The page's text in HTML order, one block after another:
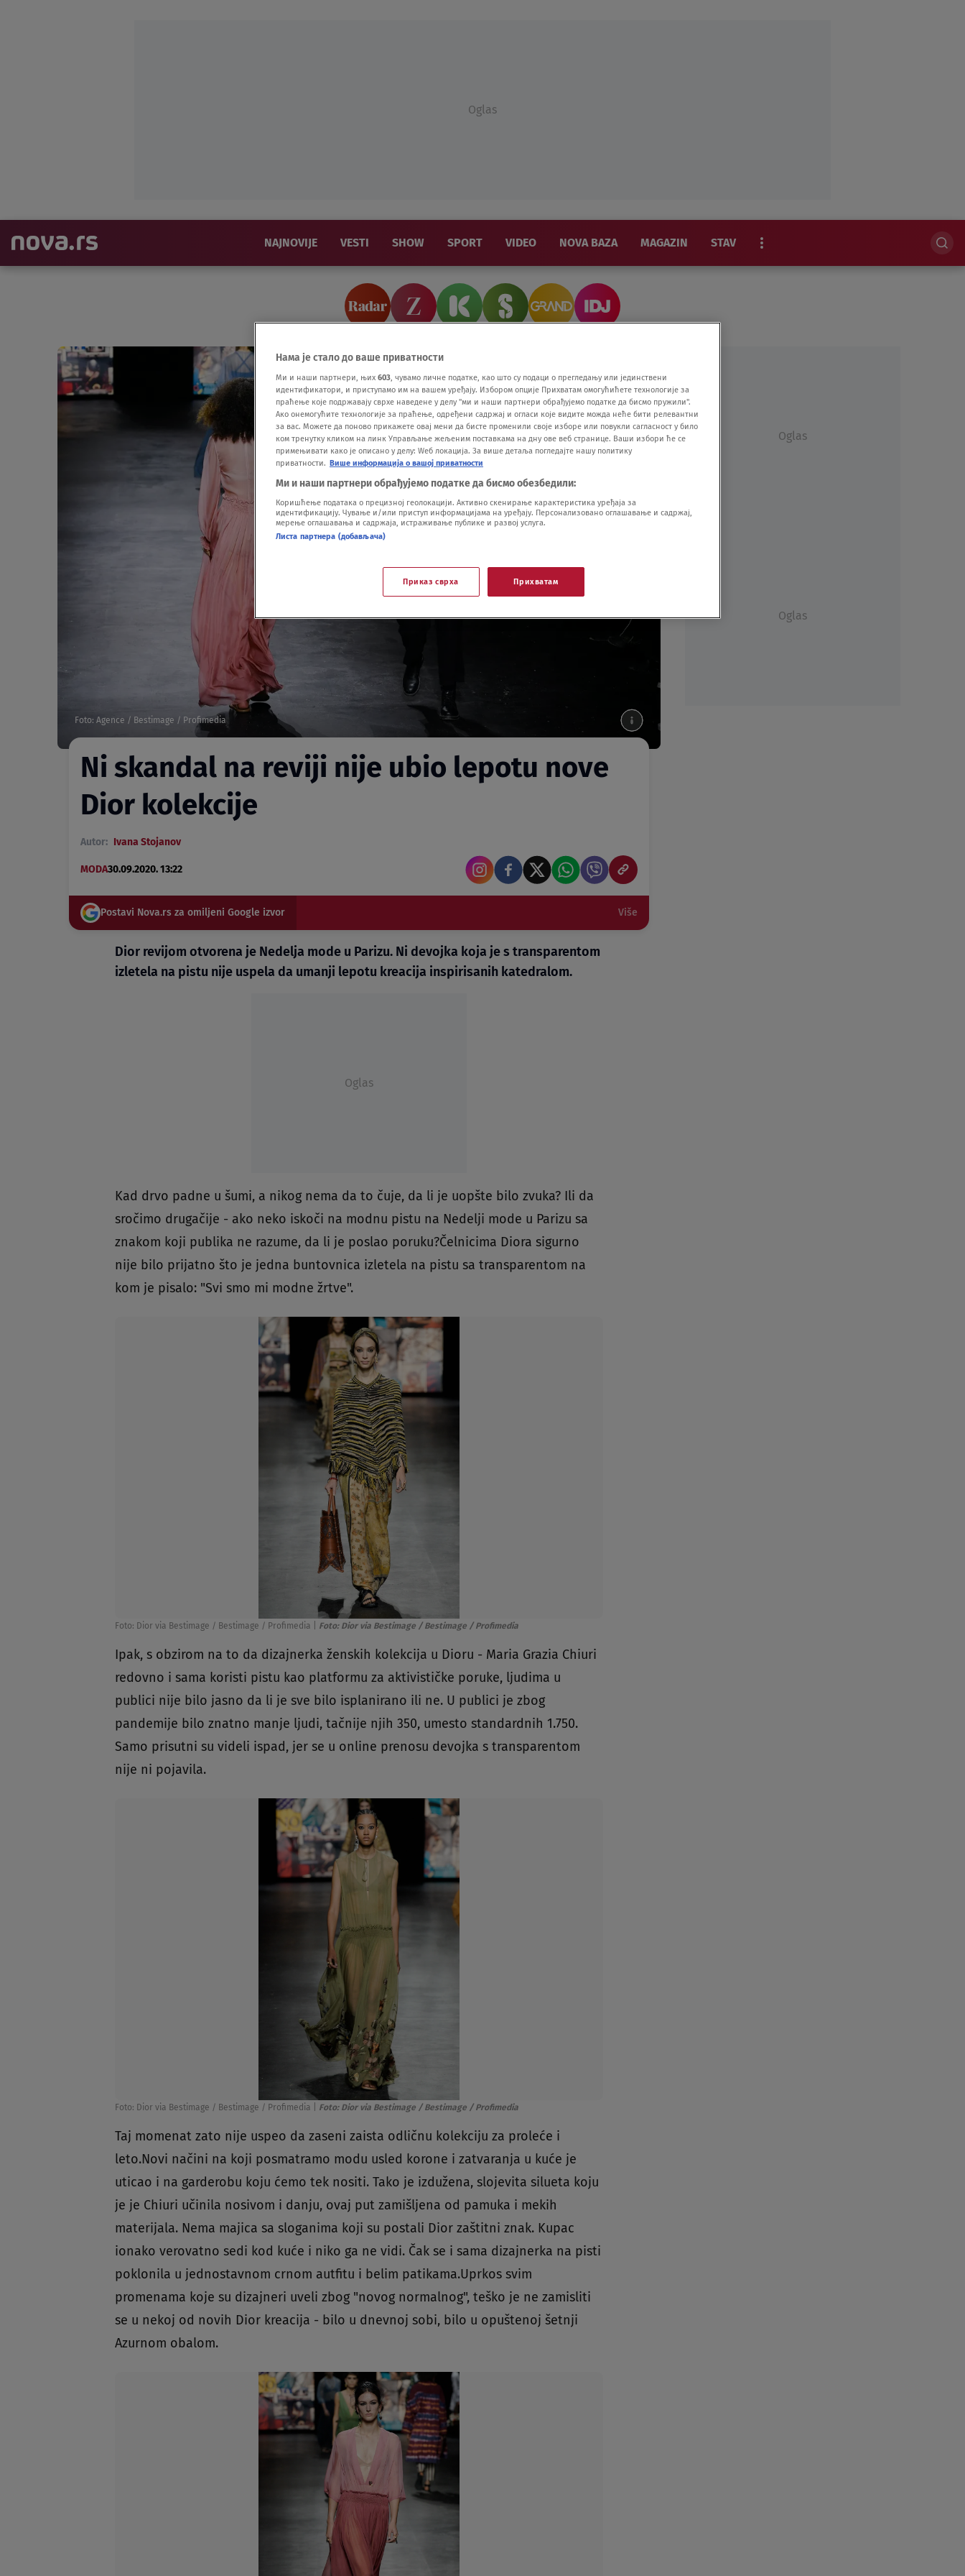
Oglas
NAJNOVIJE VESTI SHOW SPORT VIDEO NOVA BAZA MAGAZIN STAV
Foto: Agence / Bestimage / Profimedia
Ni skandal na reviji nije ubio lepotu nove
Dior kolekcije
Autor: Ivana Stojanov
MODA30.09.2020. 13:22
Postavi Nova.rs za omiljeni Google izvor Više
Dior revijom otvorena je Nedelja mode u Parizu. Ni devojka koja je s transparentom
izletela na pistu nije uspela da umanji lepotu kreacija inspirisanih katedralom.
Oglas
Kad drvo padne u šumi, a nikog nema da to čuje, da li je uopšte bilo zvuka? Ili da
sročimo drugačije - ako neko iskoči na modnu pistu na Nedelji mode u Parizu sa
znakom koji publika ne razume, da li je poslao poruku?Čelnicima Diora sigurno
nije bilo prijatno što je jedna buntovnica izletela na pistu sa transparentom na
kom je pisalo: "Svi smo mi modne žrtve".
Foto: Dior via Bestimage / Bestimage / Profimedia Foto: Dior via Bestimage / Bestimage / Profimedia
Ipak, s obzirom na to da dizajnerka ženskih kolekcija u Dioru - Maria Grazia Chiuri
redovno i sama koristi pistu kao platformu za aktivističke poruke, ljudima u
publici nije bilo jasno da li je sve bilo isplanirano ili ne. U publici je zbog
pandemije bilo znatno manje ljudi, tačnije njih 350, umesto standardnih 1.750.
Samo prisutni su videli ispad, jer se u online prenosu devojka s transparentom
nije ni pojavila.
Foto: Dior via Bestimage / Bestimage / Profimedia Foto: Dior via Bestimage / Bestimage / Profimedia
Taj momenat zato nije uspeo da zaseni zaista odličnu kolekciju za proleće i
leto.Novi načini na koji posmatramo modu usled korone i zatvaranja u kuće je
uticao i na garderobu koju ćemo tek nositi. Tako je izdužena, slojevita silueta koju
je je Chiuri učinila nosivom i danju, ovaj put zamišljena od pamuka i mekih
materijala. Nema majica sa sloganima koji su postali Dior zaštitni znak. Kupac
ionako verovatno sedi kod kuće i niko ga ne vidi. Čak se i sama dizajnerka na pisti
poklonila u jednostavnom crnom autfitu i belim patikama.Uprkos svim
promenama koje su dizajneri uveli zbog "novog normalnog", teško je ne zamisliti
se u nekoj od novih Dior kreacija - bilo u dnevnoj sobi, bilo u opuštenoj šetnji
Azurnom obalom.
Oglas
Oglas
Нама је стало до ваше приватности
Ми и наши партнери, њих 603, чувамо личне податке, као што су подаци о прегледању или јединствени
идентификатори, и приступамо им на вашем уређају. Избором опције Прихватам омогућићете технологије за
праћење које подржавају сврхе наведене у делу "ми и наши партнери обрађујемо податке да бисмо пружили".
Ако онемогућите технологије за праћење, одређени садржај и огласи које видите можда неће бити релевантни
за вас. Можете да поново прикажете овај мени да бисте променили своје изборе или повукли сагласност у било
ком тренутку кликом на линк Управљање жељеним поставкама на дну ове веб странице. Ваши избори ће се
примењивати како је описано у делу: Wеб локација. За више детаља погледајте нашу политику
приватности. Више информација о вашој приватности
Ми и наши партнери обрађујемо податке да бисмо обезбедили:
Коришћење података о прецизној геолокацији. Активно скенирање карактеристика уређаја за
идентификацију. Чување и/или приступ информацијама на уређају. Персонализовано оглашавање и садржај,
мерење оглашавања и садржаја, истраживање публике и развој услуга.
Листа партнера (добављача)
Приказ сврха Прихватам